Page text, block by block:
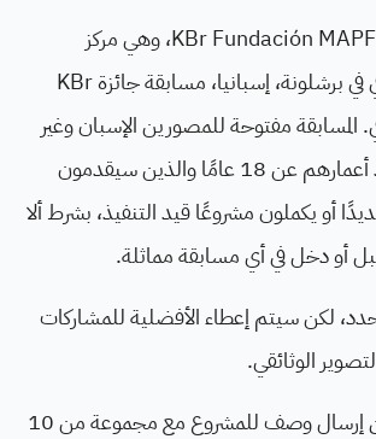
تنظم مؤسسة KBr Fundación MAPFRE، وهي مركز
للتصوير الفوتوغرافي في برشلونة، إسبانيا، مسابقة جائزة KBr
المسابقة مفتوحة للمصورين الإسبان وغير
الإسبان الذين تزيد أعمارهم عن 18 عامًا والذين سيقدمون
أو يكملون مشروعًا قيد التنفيذ، بشرط ألا
أو دخل في أي مسابقة مماثلة.
لكن سيتم إعطاء الأفضلية للمشاركات
الوثائقي.
يجب على المشاركين إرسال وصف للمشروع مع مجموعة من 10